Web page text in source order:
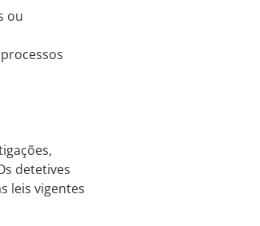
ou
detetives
leis vigentes